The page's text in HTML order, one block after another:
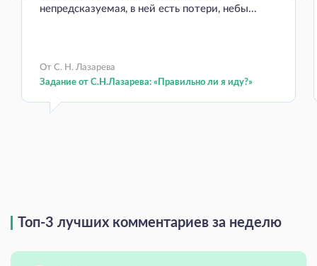
непредсказуемая, в ней есть потери, небы...
От С. Н. Лазарева
Задание от С.Н.Лазарева: «Правильно ли я иду?»
Топ-3 лучших комментариев за неделю